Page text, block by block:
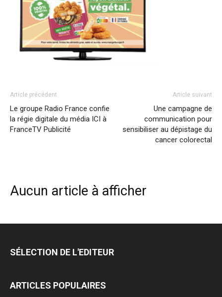
Article précédent
Le groupe Radio France confie
la régie digitale du média ICI à
FranceTV Publicité
Article suivant
Une campagne de
communication pour
sensibiliser au dépistage du
cancer colorectal
Aucun article à afficher
SÉLECTION DE L'EDITEUR
ARTICLES POPULAIRES